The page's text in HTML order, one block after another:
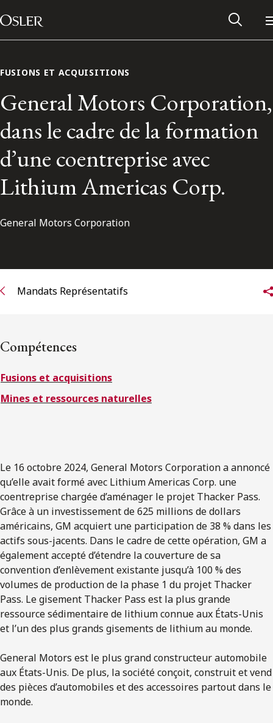
Passer au contenu
Main Navigation
Réseau des anciens d’Osler
S’abonner
FUSIONS ET ACQUISITIONS
General Motors Corporation,
dans le cadre de la formation
d’une coentreprise avec
Lithium Americas Corp.
General Motors Corporation
Mandats Représentatifs
Compétences
Fusions et acquisitions
Mines et ressources naturelles
Le 16 octobre 2024, General Motors Corporation a annoncé
qu’elle avait formé avec Lithium Americas Corp. une
coentreprise chargée d’aménager le projet Thacker Pass.
Grâce à un investissement de 625 millions de dollars
américains, GM acquiert une participation de 38 % dans les
actifs sous-jacents. Dans le cadre de cette opération, GM a
également accepté d’étendre la couverture de sa
convention d’enlèvement existante jusqu’à 100 % des
volumes de production de la phase 1 du projet Thacker
Pass. Le gisement Thacker Pass est la plus grande
ressource sédimentaire de lithium connue aux États-Unis
et l’un des plus grands gisements de lithium au monde.
General Motors est le plus grand constructeur automobile
aux États-Unis. De plus, la société conçoit, construit et vend
des pièces d’automobiles et des accessoires partout dans le
monde.